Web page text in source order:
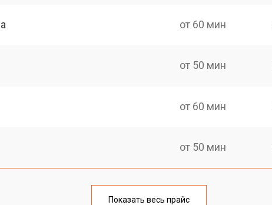
от 60 мин
от 50 мин
от 60 мин
от 50 мин
от 60 мин
Показать весь прайс